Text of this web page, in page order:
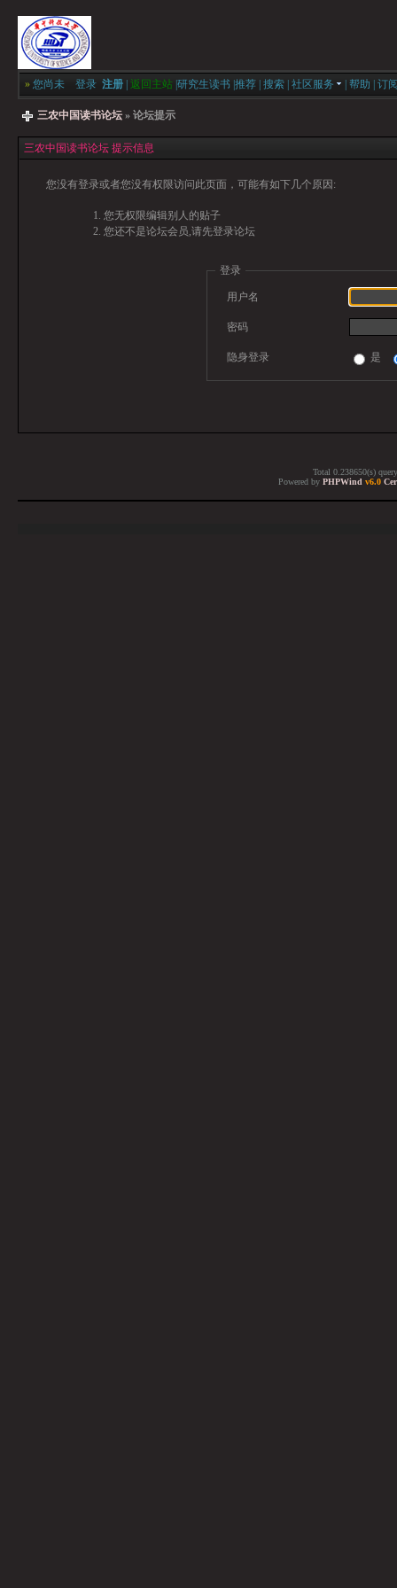
» 您尚未 登录 注册 返回主站 研究生读书 推荐 搜索 社区服务 帮助 订
三农中国读书论坛 » 论坛提示
三农中国读书论坛 提示信息
您没有登录或者您没有权限访问此页面，可能有如下几个原因:
您无权限编辑别人的贴子
您还不是论坛会员,请先登录论坛
登录
用户名
密码
隐身登录 是
Total 0.238650(s)
Powered by PHPWind v6.0